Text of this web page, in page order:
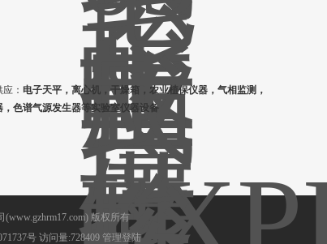
： 电子天平，离心机，干燥箱，农业植保仪器，气相监测，
色谱气源发生器等实验室仪器设备
版权所有
号 访问量:728409 管理登陆